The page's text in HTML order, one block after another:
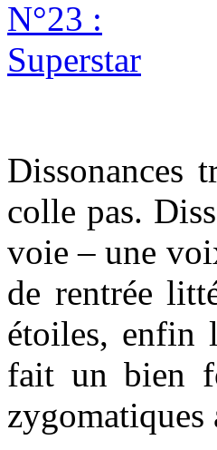
Dissonances
colle pas.
voie – une
de rentrée
étoiles, enfin
fait un bien